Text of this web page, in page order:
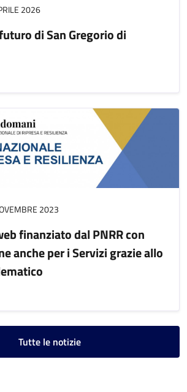
2026
di San Gregorio di
2023
finanziato dal PNRR con
anche per i Servizi grazie allo
Tutte le notizie